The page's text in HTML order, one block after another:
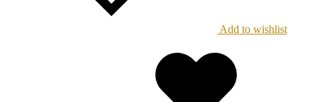
Add to wishlist